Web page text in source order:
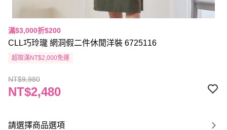
滿$3,000折$200
CLL巧玲瓏 網洞假二件休閒洋裝 6725116
超取滿NT$2,000免運
NT$9,980
NT$2,480
請選擇商品選項